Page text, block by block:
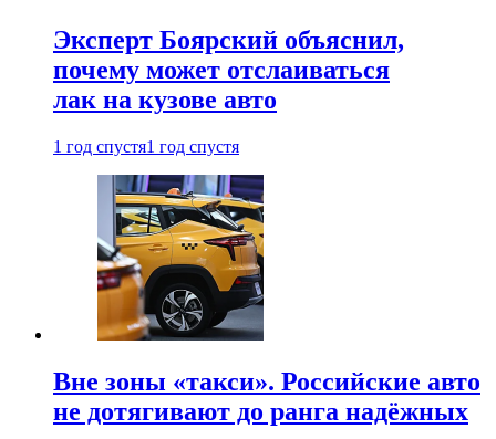
Эксперт Боярский объяснил,
почему может отслаиваться
лак на кузове авто
1 год спустя1 год спустя
Вне зоны «такси». Российские авто
не дотягивают до ранга надёжных